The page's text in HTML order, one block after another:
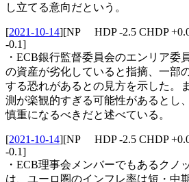
し立てる意向だという。
[2021-10-14][NP HDP -2.5 CHDP
-0.1]
・ECB銀行監督委員会のエンリア委
の資産が劣化していると指摘、一部
する恐れがあるとの見方を示した。
測が楽観的すぎる可能性があるとし
慎重になるべきだと述べている。
[2021-10-14][NP HDP -2.5 CHDP
-0.1]
・ECB理事会メンバーでもあるクノ
は、ユーロ圏のインフレ率は短・中